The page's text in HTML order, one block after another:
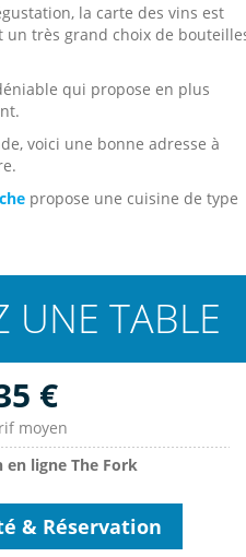
la carte des vins est
très grand choix de
qui propose en plus
voici une bonne adresse à
propose une cuisine de type
UNE TABLE
€
moyen
en ligne The Fork
& Réservation